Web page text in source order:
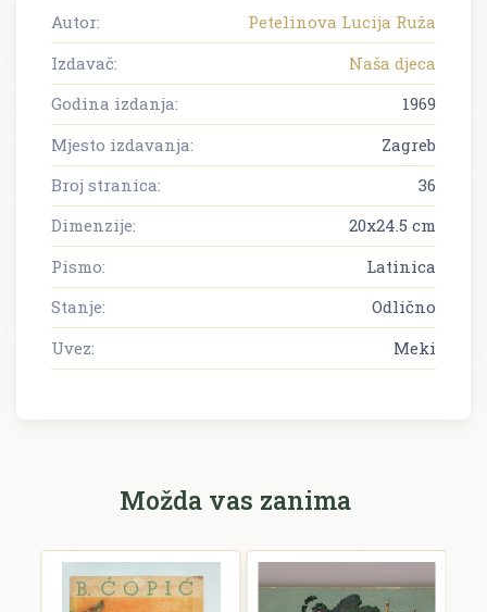
Autor:
Petelinova Lucija Ruža
Izdavač:
Naša djeca
Godina izdanja:
1969
Mjesto izdavanja:
Zagreb
Broj stranica:
36
Dimenzije:
20x24.5 cm
Pismo:
Latinica
Stanje:
Odlično
Uvez:
Meki
Možda vas zanima